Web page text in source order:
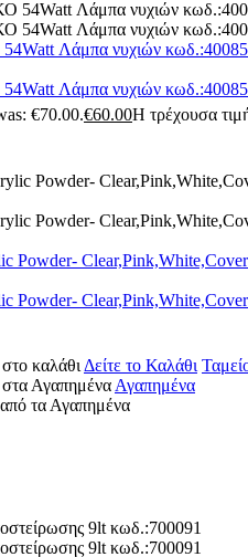
Λάμπα νυχιών
Λάμπα νυχιών
€70.00.€60.00Η τρέχουσα
Powder-
Powder-
καλάθι Δείτε το Καλάθι
στα Αγαπημένα Αγαπημένα
τα Αγαπημένα